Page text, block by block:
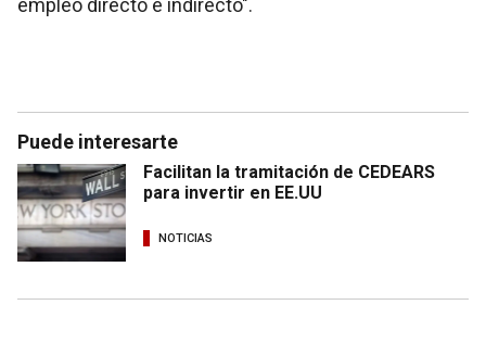
empleo directo e indirecto".
Puede interesarte
Facilitan la tramitación de CEDEARS
para invertir en EE.UU
NOTICIAS